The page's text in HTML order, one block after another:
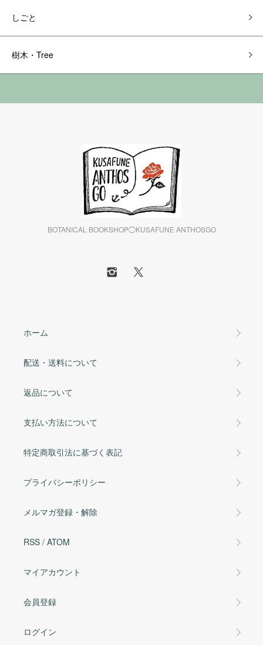
しごと
樹木・Tree
BOTANICAL BOOKSHOP◯KUSAFUNE ANTHOSGO
ホーム
配送・送料について
返品について
支払い方法について
特定商取引法に基づく表記
プライバシーポリシー
メルマガ登録・解除
RSS / ATOM
マイアカウント
会員登録
ログイン